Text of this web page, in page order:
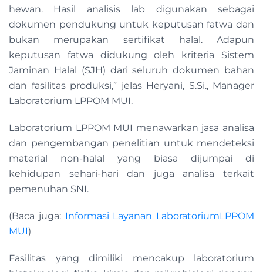
hewan. Hasil analisis lab digunakan sebagai
dokumen pendukung untuk keputusan fatwa dan
bukan merupakan sertifikat halal. Adapun
keputusan fatwa didukung oleh kriteria Sistem
Jaminan Halal (SJH) dari seluruh dokumen bahan
dan fasilitas produksi,” jelas Heryani, S.Si., Manager
Laboratorium LPPOM MUI.
Laboratorium LPPOM MUI menawarkan jasa analisa
dan pengembangan penelitian untuk mendeteksi
material non-halal yang biasa dijumpai di
kehidupan sehari-hari dan juga analisa terkait
pemenuhan SNI.
(Baca juga: Informasi Layanan LaboratoriumLPPOM
MUI)
Fasilitas yang dimiliki mencakup laboratorium